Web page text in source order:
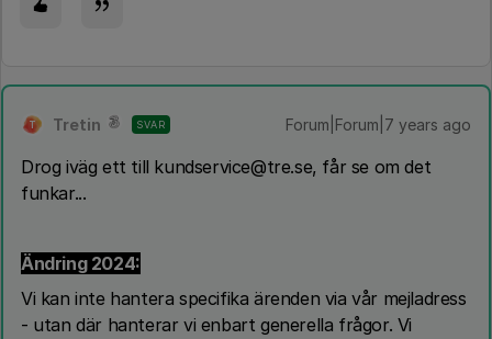
T Tretin SVAR Forum|Forum|7 years ago
Drog iväg ett till kundservice@tre.se, får se om det
funkar...
Ändring 2024:
Vi kan inte hantera specifika ärenden via vår mejladress
- utan där hanterar vi enbart generella frågor. Vi